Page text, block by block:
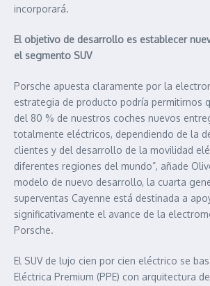
incorporará.
El objetivo de desarrollo es establecer
el segmento SUV
Porsche apuesta claramente por la
estrategia de producto podría permitirnos
del 80 % de nuestros coches nuevos
totalmente eléctricos, dependiendo de la
clientes y del desarrollo de la movilidad
diferentes regiones del mundo”, añade
modelo de nuevo desarrollo, la cuarta
superventas Cayenne está destinada a
significativamente el avance de la
Porsche.
El SUV de lujo cien por cien eléctrico se
Eléctrica Premium (PPE) con arquitectura